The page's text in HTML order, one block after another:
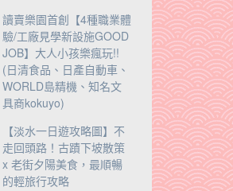
讀賣樂園首創【4種職業體
驗/工廠見學新設施GOOD
JOB】大人小孩樂瘋玩!!
(日清食品、日產自動車、
WORLD島精機、知名文
具商kokuyo)
【淡水一日遊攻略圖】不
走回頭路！古蹟下坡散策
x 老街夕陽美食，最順暢
的輕旅行攻略